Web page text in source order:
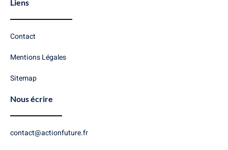
Liens
Contact
Mentions Légales
Sitemap
Nous écrire
contact@actionfuture.fr